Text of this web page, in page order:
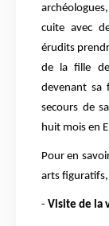
cuite avec
érudits
de la fille
devenant sa
secours de
huit mois en
Pour en
arts figuratifs,
- Visite de la